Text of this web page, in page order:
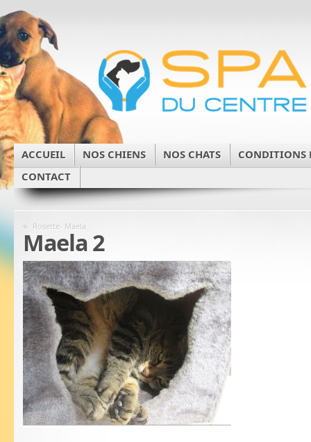
ACCUEIL NOS CHIENS NOS CHATS
CONDITIONS
CONTACT
« Rosette- Maela
Maela 2